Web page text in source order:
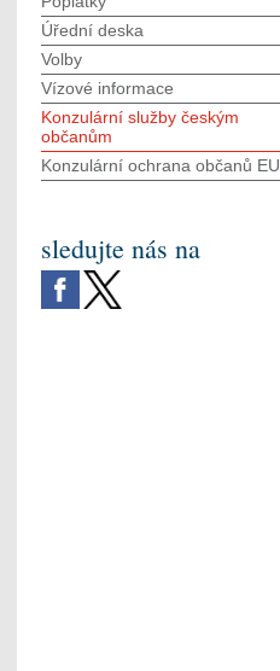
Úřední deska
Volby
Vízové informace
Konzulární služby českým
občanům
Konzulární ochrana občanů EU
sledujte nás na